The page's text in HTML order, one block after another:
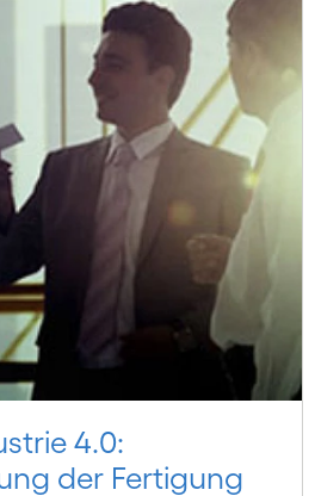
4.0:
der Fertigung